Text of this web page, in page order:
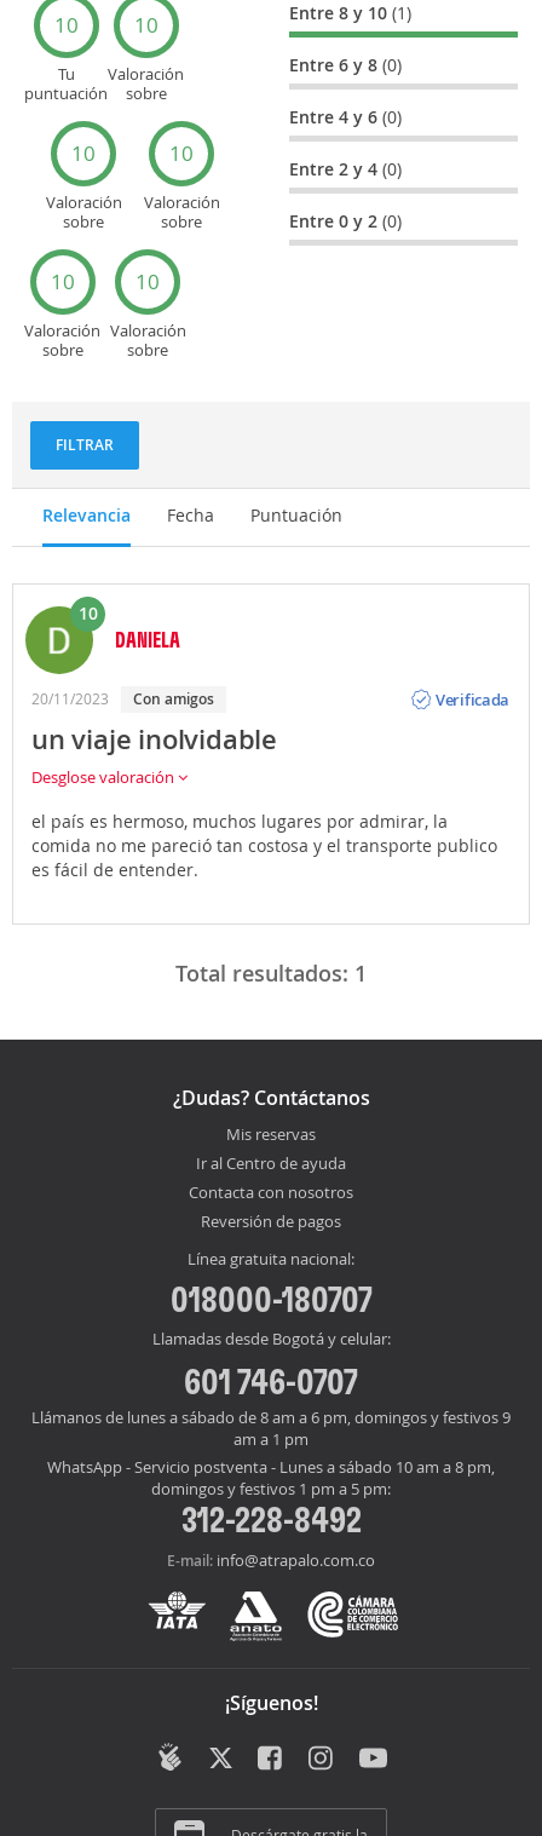
10
Tu
puntuación
10
Valoración
sobre
10
Valoración
sobre
10
Valoración
sobre
turísticos
10
Valoración
sobre
10
Valoración
sobre
Entre 8 y 10(1)
Entre 6 y 8(0)
Entre 4 y 6(0)
Entre 2 y 4(0)
Entre 0 y 2(0)
FILTRAR
Relevancia Fecha Puntuación
10
DANIELA
20/11/2023 Con amigos
Verificada
un viaje inolvidable
Desglose valoración
el país es hermoso, muchos lugares por admirar, la
comida no me pareció tan costosa y el transporte publico
es fácil de entender.
Total resultados: 1
¿Dudas? Contáctanos
Mis reservas
Ir al Centro de ayuda
Contacta con nosotros
Reversión de pagos
Línea gratuita nacional:
018000-180707
Llamadas desde Bogotá y celular:
601 746-0707
Llámanos de lunes a sábado de 8 am a 6 pm, domingos y festivos 9
am a 1 pm
WhatsApp - Servicio postventa - Lunes a sábado 10 am a 8 pm,
domingos y festivos 1 pm a 5 pm:
312-228-8492
E-mail: info@atrapalo.com.co
¡Síguenos!